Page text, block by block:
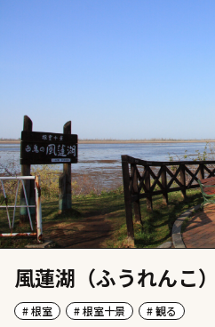
風蓮湖（ふうれんこ）
# 根室 # 根室十景 # 観る